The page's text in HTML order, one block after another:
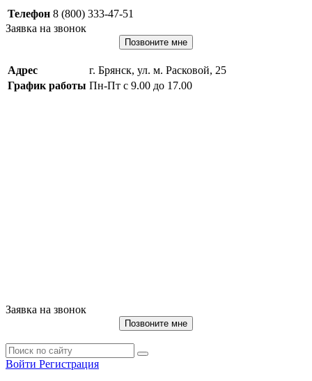
Телефон 8 (800) 333-47-51
Заявка на звонок
Позвоните мне
Адрес
г. Брянск, ул. м. Расковой, 25
График работы Пн-Пт с 9.00 до 17.00
Заявка на звонок
Позвоните мне
Войти Регистрация